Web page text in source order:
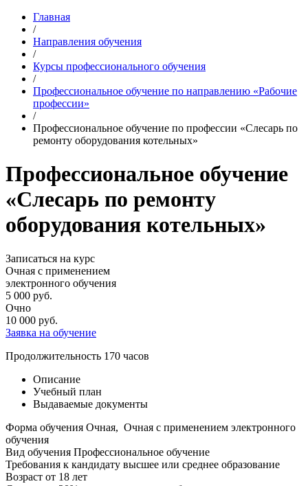
Главная
/
Направления обучения
/
Курсы профессионального обучения
/
Профессиональное обучение по направлению «Рабочие
профессии»
/
Профессиональное обучение по профессии «Слесарь по
ремонту оборудования котельных»
Профессиональное обучение
«Слесарь по ремонту
оборудования котельных»
Записаться на курс
Очная с применением
электронного обучения
5 000 руб.
Очно
10 000 руб.
Заявка на обучение
Продолжительность 170 часов
Описание
Учебный план
Выдаваемые документы
Форма обучения Очная, Очная с применением электронного
обучения
Вид обучения Профессиональное обучение
Требования к кандидату высшее или среднее образование
Возраст от 18 лет